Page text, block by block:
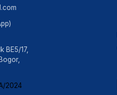
BE5/17,
2024